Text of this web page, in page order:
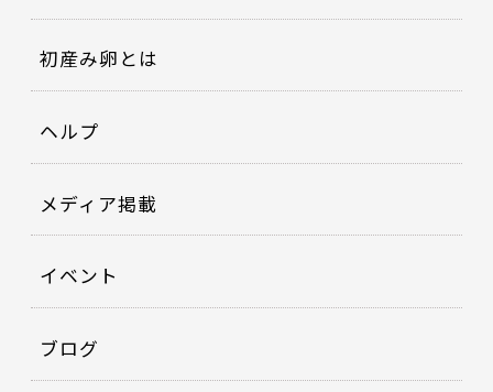
初産み卵とは
ヘルプ
メディア掲載
イベント
ブログ